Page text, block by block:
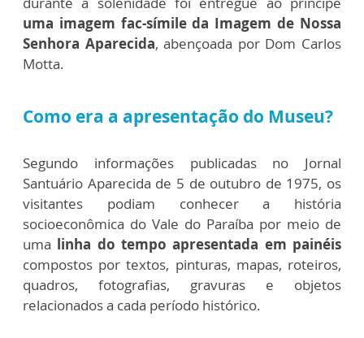
uma imagem fac-símile da Imagem de Nossa
Senhora Aparecida, abençoada por Dom Carlos
Motta.
Como era a apresentação do Museu?
Segundo informações publicadas no Jornal
Santuário Aparecida de 5 de outubro de 1975, os
visitantes podiam conhecer a história
socioeconômica do Vale do Paraíba por meio de
uma linha do tempo apresentada em painéis
compostos por textos, pinturas, mapas, roteiros,
quadros, fotografias, gravuras e objetos
relacionados a cada período histórico.